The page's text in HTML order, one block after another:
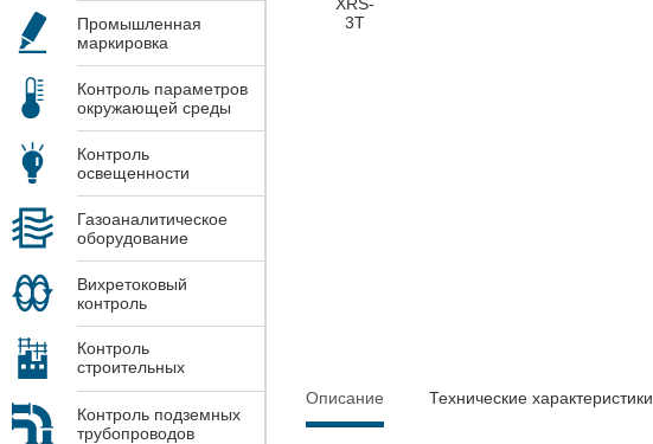
Промышленная
маркировка
Контроль параметров
окружающей среды
Контроль
освещенности
Газоаналитическое
оборудование
Вихретоковый
контроль
Контроль
строительных
Контроль подземных
трубопроводов
Описание Технические характеристики